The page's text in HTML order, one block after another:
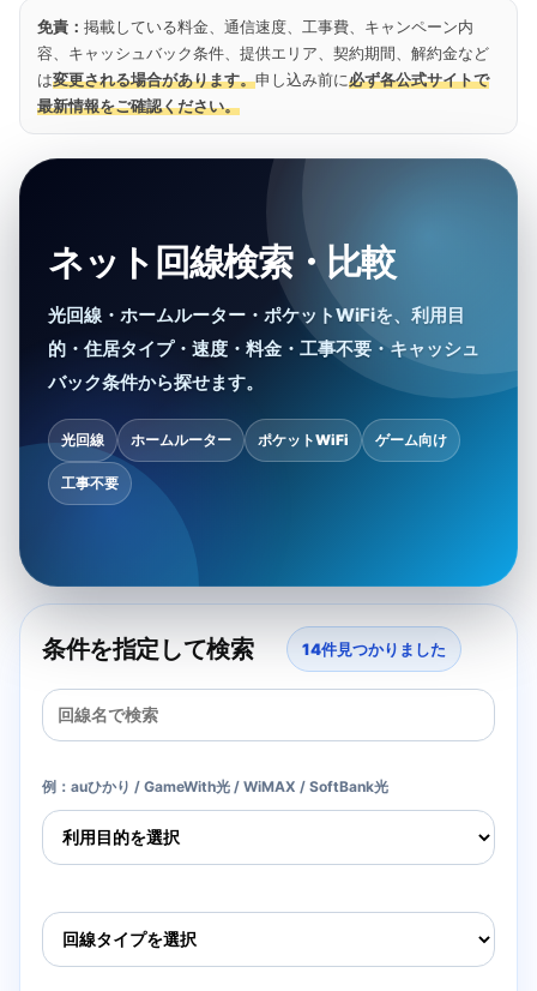
免責： 掲載している料金、通信速度、工事費、キャンペーン内
容、キャッシュバック条件、提供エリア、契約期間、解約金など
は変更される場合があります。申し込み前に必ず各公式サイトで
最新情報をご確認ください。
ネット回線検索・比較
光回線・ホームルーター・ポケットWiFiを、利用目
的・住居タイプ・速度・料金・工事不要・キャッシュ
バック条件から探せます。
光回線 ホームルーター ポケットWiFi ゲーム向け
工事不要
条件を指定して検索 14件見つかりました
例：auひかり / GameWith光 / WiMAX / SoftBank光